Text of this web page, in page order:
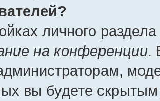
личного
на конференции.
вы будете